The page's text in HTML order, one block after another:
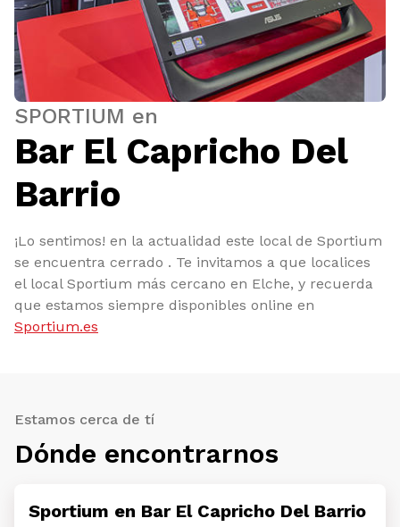
SPORTIUM en
Bar El Capricho Del
Barrio
¡Lo sentimos! en la actualidad este local de Sportium
se encuentra cerrado . Te invitamos a que localices
el local Sportium más cercano en Elche, y recuerda
que estamos siempre disponibles online en
Sportium.es
Estamos cerca de tí
Dónde encontrarnos
Sportium en Bar El Capricho Del Barrio